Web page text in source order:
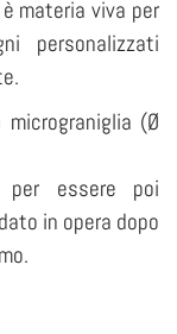
materia viva per
personalizzati
(Ø
per essere poi
in opera dopo